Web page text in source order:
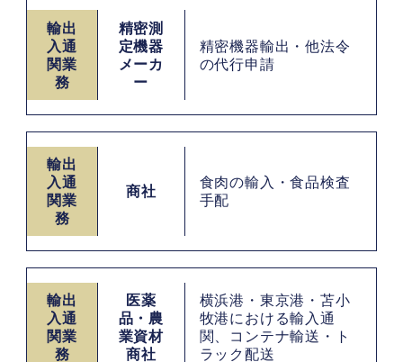
輸出
入通
関業
務
精密測
定機器
メーカ
ー
精密機器輸出・他法令
の代行申請
輸出
入通
関業
務
商社
食肉の輸入・食品検査
手配
輸出
入通
関業
務
医薬
品・農
業資材
商社
横浜港・東京港・苫小
牧港における輸入通
関、コンテナ輸送・ト
ラック配送